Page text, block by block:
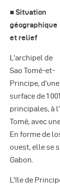
■ Situation
géographique
et relief
L’archipel de
Sao Tomé-et-
Principe, d’une
surface de 1
principales, à
Tomé, avec
En forme de
ouest, elle se
Gabon.
L’île de